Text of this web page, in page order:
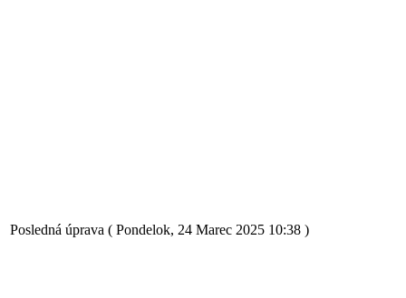
Posledná úprava ( Pondelok, 24 Marec 2025 10:38 )